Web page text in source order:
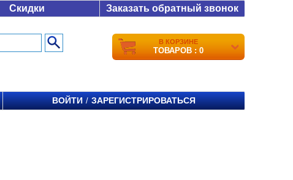
Скидки Заказать обратный звонок
В КОРЗИНЕ
ТОВАРОВ : 0
ВОЙТИ / ЗАРЕГИСТРИРОВАТЬСЯ